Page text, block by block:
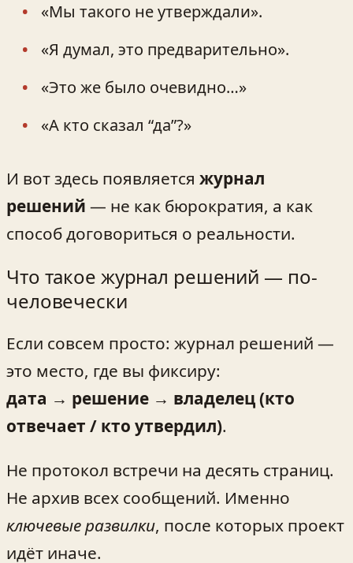
«Мы такого не утверждали».
«Я думал, это предварительно».
«Это же было очевидно…»
«А кто сказал “да”?»
И вот здесь появляется журнал
решений — не как бюрократия, а как
способ договориться о реальности.
Что такое журнал решений — по-
человечески
Если совсем просто: журнал решений —
это место, где вы фиксиру:
дата → решение → владелец (кто
отвечает / кто утвердил).
Не протокол встречи на десять страниц.
Не архив всех сообщений. Именно
ключевые развилки, после которых проект
идёт иначе.